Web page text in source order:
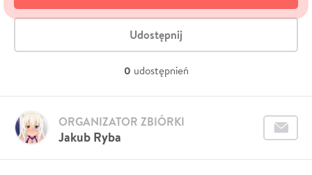
Udostępnij
0 udostępnień
Jakub Ryba
ORGANIZATOR ZBIÓRKI